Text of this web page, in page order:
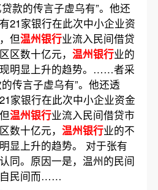
款的传言子虚乌有”。他还
21家银行在此次中小企业资
但温州银行业流入民间借贷
区数十亿元， 温州银行业的
明显上升的趋势。……者采
传言子虚乌有”。他还透
家银行在此次中小企业资金
温州银行业流入民间借贷市
数十亿元， 温州银行业的不
显上升的趋势。 对于张有
同。原因一是，温州的民间
自民间而……